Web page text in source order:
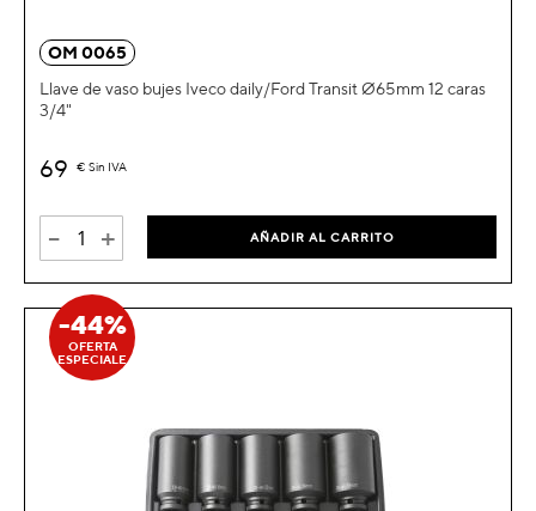
OM 0065
Llave de vaso bujes Iveco daily/Ford Transit Ø65mm 12 caras
3/4"
69 € Sin IVA
- + AÑADIR AL CARRITO
-44%
OFERTA
ESPECIALE